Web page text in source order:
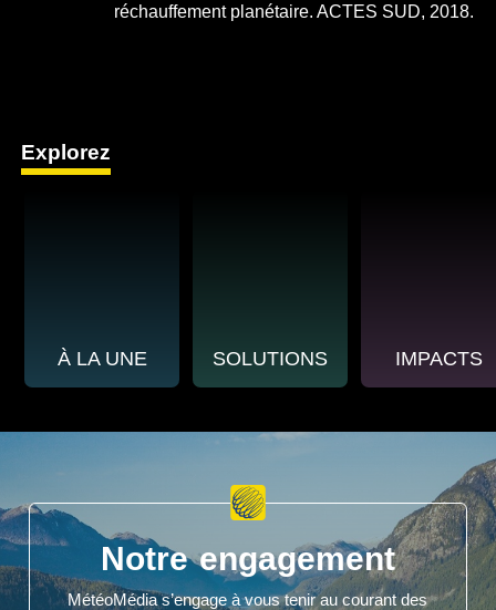
réchauffement planétaire. ACTES SUD, 2018.
Explorez
À LA UNE SOLUTIONS IMPACTS
Notre engagement
MétéoMédia s’engage à vous tenir au courant des